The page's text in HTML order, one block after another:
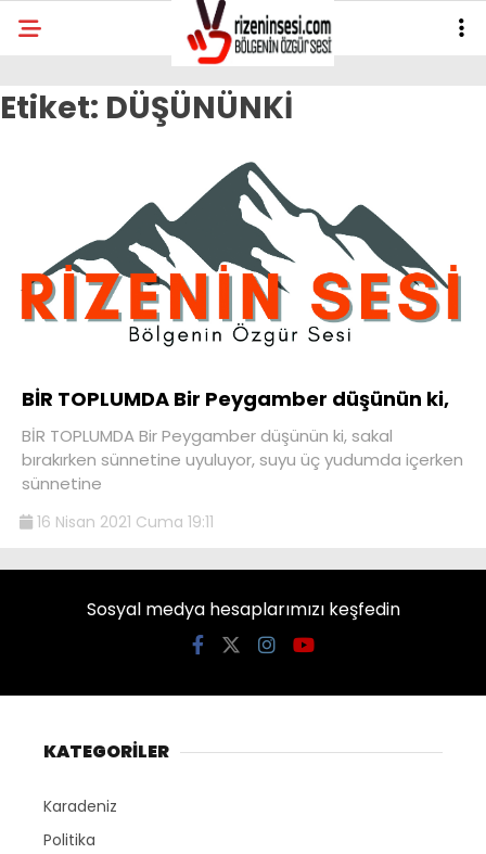
Etiket: DÜŞÜNÜNKİ
BİR TOPLUMDA Bir Peygamber düşünün ki,
BİR TOPLUMDA Bir Peygamber düşünün ki, sakal
bırakırken sünnetine uyuluyor, suyu üç yudumda içerken
sünnetine
16 Nisan 2021 Cuma 19:11
Sosyal medya hesaplarımızı keşfedin
KATEGORİLER
Karadeniz
Politika